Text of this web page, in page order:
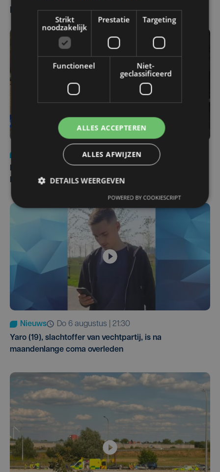
Meest gelezen
di 4 augustus | 09:32
Man en vrouw dood aangetroffen in woning in Sint-
Pieters Brugge
Nieuws
do 6 augustus | 21:30
Yaro (19), slachtoffer van vechtpartij, is na
maandenlange coma overleden
Strikt
noodzakelijk
Prestatie Targeting
Functioneel
Niet-
geclassificeerd
ALLES ACCEPTEREN
ALLES AFWIJZEN
DETAILS WEERGEVEN
POWERED BY COOKIESCRIPT